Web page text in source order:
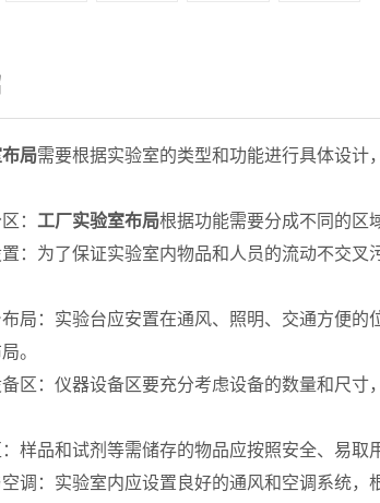
局需要根据实验室的类型和功能进行具体设计
： 工厂实验室布局根据功能需要分成不同的区
：为了保证实验室内物品和人员的流动不交叉
局：实验台应安置在通风、照明、交通方便
。
区：仪器设备区要充分考虑设备的数量和尺寸
样品和试剂等需储存的物品应按照安全、易取
调：实验室内应设置良好的通风和空调系统，